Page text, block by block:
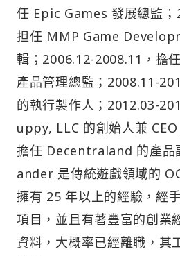
任 Epic Games 發展總監；
担任 MMP Game
輯；2006.12-2008.11，擔
產品管理總監；2008.11-
的執行製作人；2012.03-
uppy, LLC 的創始人兼
擔任 Decentraland 的產
ander 是傳統遊戲領域的
擁有 25 年以上的經驗，經
項目，並且有著豐富的創業
資料，大概率已經離職，其